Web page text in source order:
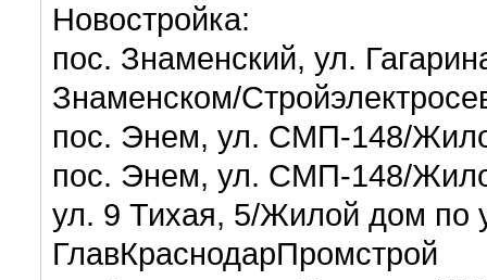
Новостройка:
пос. Знаменский, ул.
Знаменском/
пос. Энем, ул. СМП-148/
пос. Энем, ул. СМП-148/
ул. 9 Тихая, 5/Жилой дом по
ГлавКраснодарПромстрой